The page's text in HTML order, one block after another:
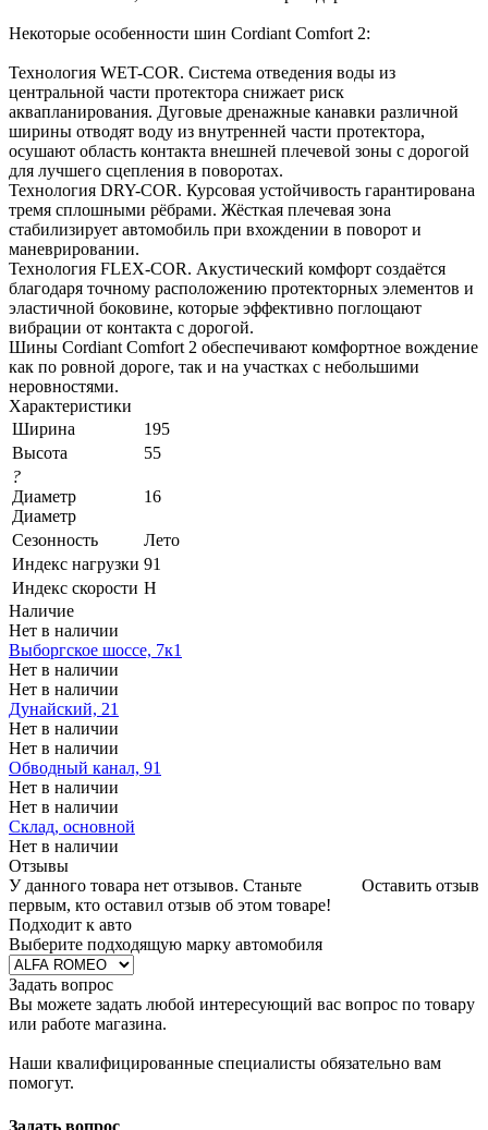
Некоторые особенности шин Cordiant Comfort 2:
Технология WET-COR. Система отведения воды из
центральной части протектора снижает риск
аквапланирования. Дуговые дренажные канавки различной
ширины отводят воду из внутренней части протектора,
осушают область контакта внешней плечевой зоны с дорогой
для лучшего сцепления в поворотах.
Технология DRY-COR. Курсовая устойчивость гарантирована
тремя сплошными рёбрами. Жёсткая плечевая зона
стабилизирует автомобиль при вхождении в поворот и
маневрировании.
Технология FLEX-COR. Акустический комфорт создаётся
благодаря точному расположению протекторных элементов и
эластичной боковине, которые эффективно поглощают
вибрации от контакта с дорогой.
Шины Cordiant Comfort 2 обеспечивают комфортное вождение
как по ровной дороге, так и на участках с небольшими
неровностями.
Характеристики
Ширина
195
Высота
55
?
Диаметр
Диаметр
16
Сезонность
Лето
Индекс нагрузки 91
Индекс скорости H
Наличие
Нет в наличии
Выборгское шоссе, 7к1
Нет в наличии
Нет в наличии
Дунайский, 21
Нет в наличии
Нет в наличии
Обводный канал, 91
Нет в наличии
Нет в наличии
Склад, основной
Нет в наличии
Отзывы
Оставить отзыв
У данного товара нет отзывов. Станьте
первым, кто оставил отзыв об этом товаре!
Подходит к авто
Выберите подходящую марку автомобиля
Задать вопрос
Вы можете задать любой интересующий вас вопрос по товару
или работе магазина.
Наши квалифицированные специалисты обязательно вам
помогут.
Задать вопрос